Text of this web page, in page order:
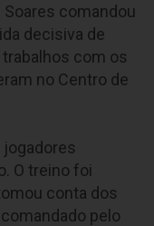
comandou
decisiva de
com os
no Centro de
O treino foi
conta dos
pelo